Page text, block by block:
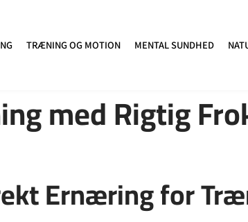
TRÆNING OG MOTION MENTAL SUNDHED
med Rigtig
Ernæring for